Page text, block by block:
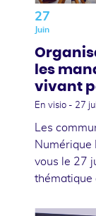
27
Juin
les
vivant
En visio - 27
Les
Numérique
vous le 27
thématique